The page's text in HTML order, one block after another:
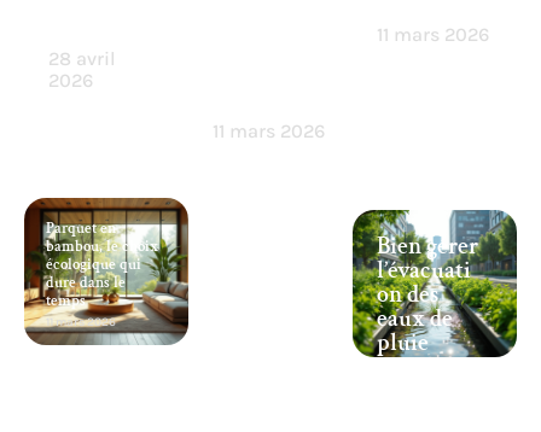
28 avril
2026
Parquet en
bambou, le choix
écologique qui
dure dans le
temps
11 mars 2026
11 mars 2026
11 mars 2026
Bien gérer
l’évacuati
on des
eaux de
pluie
pour